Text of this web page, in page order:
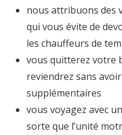
nous attribuons des
qui vous évite de
les chauffeurs de
vous quitterez votre
reviendrez sans
supplémentaires
vous voyagez avec
sorte que l’unité